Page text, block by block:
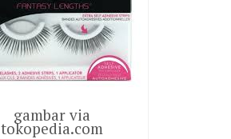
gambar via
tokopedia.com